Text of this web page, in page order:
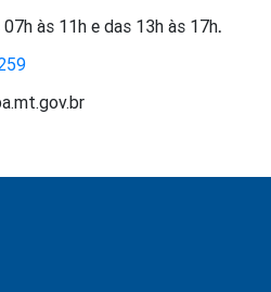
às 11h e das 13h às 17h.